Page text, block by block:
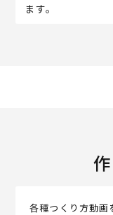
ます。
各種つくり方動画